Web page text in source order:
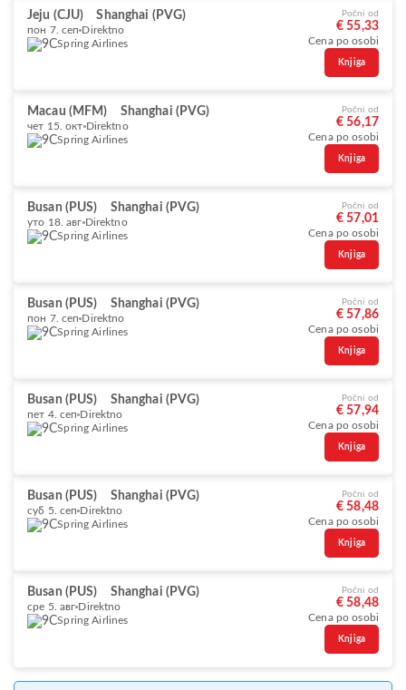
Jeju (CJU) Shanghai (PVG)
пон 7. сеп Direktno
Spring Airlines
Počni od
€ 55,33
Cena po osobi
Knjiga
Macau (MFM) Shanghai (PVG)
чет 15. окт Direktno
Spring Airlines
Počni od
€ 56,17
Cena po osobi
Knjiga
Busan (PUS) Shanghai (PVG)
уто 18. авг Direktno
Spring Airlines
Počni od
€ 57,01
Cena po osobi
Knjiga
Busan (PUS) Shanghai (PVG)
пон 7. сеп Direktno
Spring Airlines
Počni od
€ 57,86
Cena po osobi
Knjiga
Busan (PUS) Shanghai (PVG)
пет 4. сеп Direktno
Spring Airlines
Počni od
€ 57,94
Cena po osobi
Knjiga
Busan (PUS) Shanghai (PVG)
суб 5. сеп Direktno
Spring Airlines
Počni od
€ 58,48
Cena po osobi
Knjiga
Busan (PUS) Shanghai (PVG)
сре 5. авг Direktno
Spring Airlines
Počni od
€ 58,48
Cena po osobi
Knjiga